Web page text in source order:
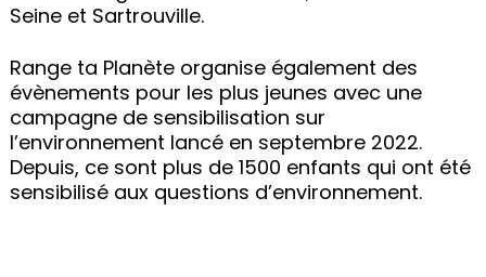
Seine et Sartrouville.
Range ta Planète organise également des
évènements pour les plus jeunes avec une
campagne de sensibilisation sur
l’environnement lancé en septembre 2022.
Depuis, ce sont plus de 1500 enfants qui ont été
sensibilisé aux questions d’environnement.